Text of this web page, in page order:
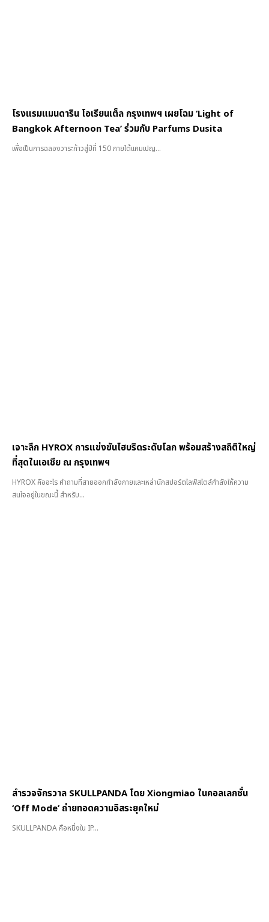
โรงแรมแมนดาริน โอเรียนเต็ล กรุงเทพฯ เผยโฉม ‘Light of
Bangkok Afternoon Tea’ ร่วมกับ Parfums Dusita
เพื่อเป็นการฉลองวาระก้าวสู่ปีที่ 150 ภายใต้แคมเปญ...
เจาะลึก HYROX การแข่งขันไฮบริดระดับโลก พร้อมสร้างสถิติใหญ่
ที่สุดในเอเชีย ณ กรุงเทพฯ
HYROX คืออะไร คำถามที่สายออกกำลังกายและเหล่านักสปอร์ตไลฟ์สไตล์กำลังให้ความ
สนใจอยู่ในขณะนี้ สำหรับ...
สำรวจจักรวาล SKULLPANDA โดย Xiongmiao ในคอลเลกชั่น
‘Off Mode’ ถ่ายทอดความอิสระยุคใหม่
SKULLPANDA คือหนึ่งใน IP...